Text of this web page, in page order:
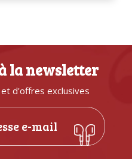
la newsletter
d'offres exclusives